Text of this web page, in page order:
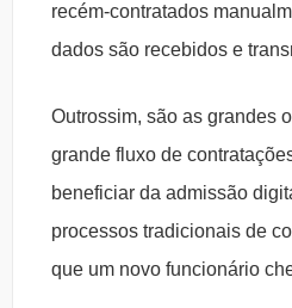
recém-contratados
dados são recebidos e
Outrossim, são as grandes
grande fluxo de
beneficiar da admissão
processos tradicionais de
que um novo funcionário